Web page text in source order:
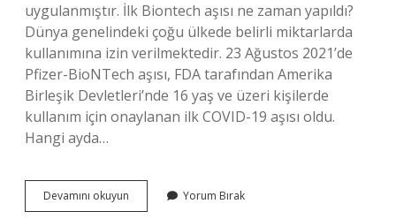
uygulanmıştır. İlk Biontech aşısı ne zaman yapıldı?
Dünya genelindeki çoğu ülkede belirli miktarlarda
kullanımına izin verilmektedir. 23 Ağustos 2021’de
Pfizer-BioNTech aşısı, FDA tarafından Amerika
Birleşik Devletleri’nde 16 yaş ve üzeri kişilerde
kullanım için onaylanan ilk COVID-19 aşısı oldu.
Hangi ayda…
Devamını okuyun Biontech
Aşısı
Yorum Bırak